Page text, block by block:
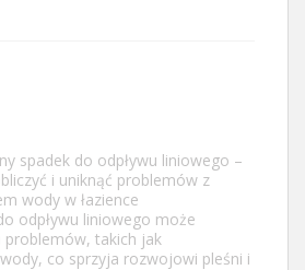
spadek do odpływu liniowego –
i uniknąć problemów z
wody w łazience
odpływu liniowego może
takich jak
co sprzyja rozwojowi pleśni i